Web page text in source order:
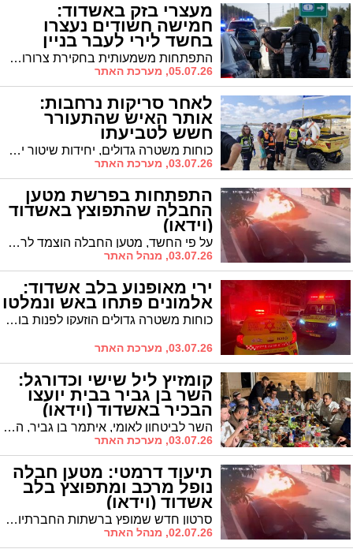
מעצרי בזק באשדוד:
חמישה חשודים נעצרו
בחשד לירי לעבר בניין
מגורים בעיר התפתחות משמעותית בחקירת צרורות הירי שהרעידו את העיר לפנות בוקר ביום שישי האחרון. בין העצורים: עבריין מוכר למשטרה. בית המשפט האריך את מעצרו בחשד לירי וקשירת קשר לפשע: "חשש כבד לשיבוש החקירה"
05.07.26, מערכת האתר
לאחר סריקות נרחבות:
אותר האיש שהתעורר
חשש לטביעתו
כוחות משטרה גדולים, יחידות שיטור ימי וצוותי חירום והצלה הוזעקו לפני זמן קצר לקו החוף בעקבות דיווח על אדם שנכנס למים ואבד עמו קשר עין. לאחר מאמצי חיפוש קדחתניים התברר כי האיש יצא בכוחות עצמו
03.07.26, מערכת האתר
התפתחות בפרשת מטען
החבלה שהתפוצץ באשדוד
(וידאו)
על פי החשד, מטען החבלה הוצמד לרכב שבו נסע אחד העצורים, נפל במהלך הנסיעה והתפוצץ בלב רובע א'. השניים נעצרו בחשד לשיבוש הליכי חקירה, אולם בית המשפט הורה על שחרורם בתנאי הרחקה
03.07.26, מנהל האתר
ירי מאופנוע בלב אשדוד:
אלמונים פתחו באש ונמלטו
כוחות משטרה גדולים הוזעקו לפנות בוקר לרחוב העצמאות בעקבות דיווחים על צרורות שנשמעו באזור. בזירה אותרו תרמילים, עדי ראייה דיווחו על שני חשודים שנמלטו רכובים על אופנוע. המשטרה: אין נפגעים, נפתחה חקירה
03.07.26, מערכת האתר
קומזיץ ליל שישי וכדורגל:
השר בן גביר בבית יועצו
הבכיר באשדוד (וידאו)
השר לביטחון לאומי, איתמר בן גביר, הגיע הערב לאשדוד יחד עם צוות לשכתו, לערב גיבוש שנערך בביתו של דוברו ויועצו הבכיר, אריאל אלחרר, תושב העיר. לאחר מכן המשיך השר ורעייתו אילה לחופי אשדוד, שם נקלע למשחק כדורגל של נערים שהופתעו שהשר נכנס להקפיץ עימם את הכדור
03.07.26, מערכת האתר
תיעוד דרמטי: מטען חבלה
נופל מרכב ומתפוצץ בלב
אשדוד (וידאו)
סרטון חדש שמופץ ברשתות החברתיות חושף את רגעי הדרמה אתמול באשדוד - מטען חבלה נופל מרכב נוסע, וכעבור שניות מתפוצץ בעוצמה בלב שכונת מגורים. התיעוד מחזק את ההערכה כי מדובר בניסיון חיסול שכשל - ורק בנס האירוע לא הסתיים באסון כבד ובפגיעה בחפים מפשע
02.07.26, מנהל האתר